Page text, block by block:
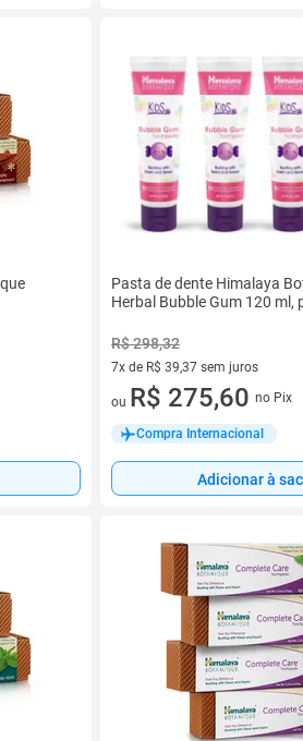
Pasta de dente Himalaya
Herbal Bubble Gum 120 ml,
R$ 298,32
7x de R$ 39,37 sem juros
7 vez de R$ 39,37 sem juros
ou R$ 275,60 no Pix
Compra Internacional
Adicionar à